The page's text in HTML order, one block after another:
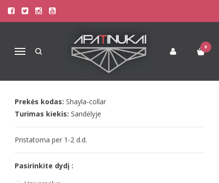
Navigacija
0
Pagrindinis
Apatinis Trikotažas Moterims
Seksualūs Moteriški Apatiniai
BELDONA JUODAS CHOKERIS
KAKLO PAPUOŠALAS SHAYLA
Prekės kodas: Shayla-collar
Turimas kiekis: Sandėlyje
Pristatoma per 1-2 d.d.
Pasirinkite dydį :